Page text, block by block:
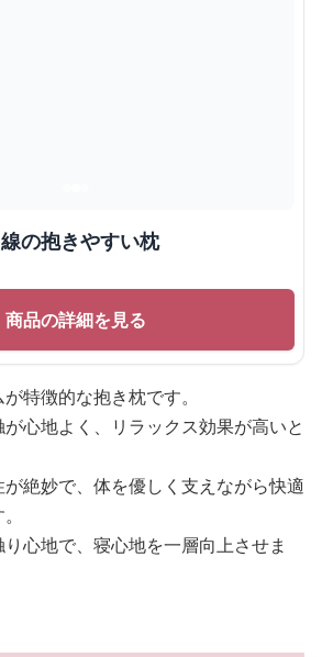
の抱きやすい枕
商品の詳細を見る
特徴的な抱き枕です。
心地よく、リラックス効果が高いと
絶妙で、体を優しく支えながら快適
心地で、寝心地を一層向上させま